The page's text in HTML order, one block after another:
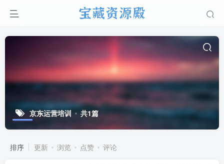
京东运营培训 共1篇
排序 更新 浏览 点赞 评论